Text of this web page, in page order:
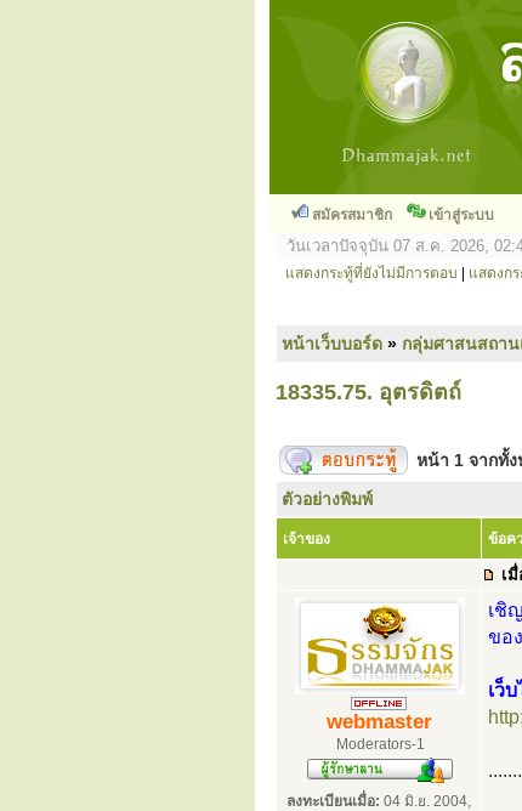
สมัครสมาชิก เข้าสู่ระบบ
วันเวลาปัจจุบัน 07 ส.ค. 2026,
แสดงกระทู้ที่ยังไม่มีการตอบ แสดงก
หน้าเว็บบอร์ด » กลุ่มศาสนสถา
18335.75. อุตรดิตถ์
หน้า 1 จากทั้
ตัวอย่างพิมพ์
เจ้าของ ข้อค
เมื่
webmaster
Moderators-1
ลงทะเบียนเมื่อ: 04 มิ.ย. 2004,
เชิ
ขอ
เว็
.......